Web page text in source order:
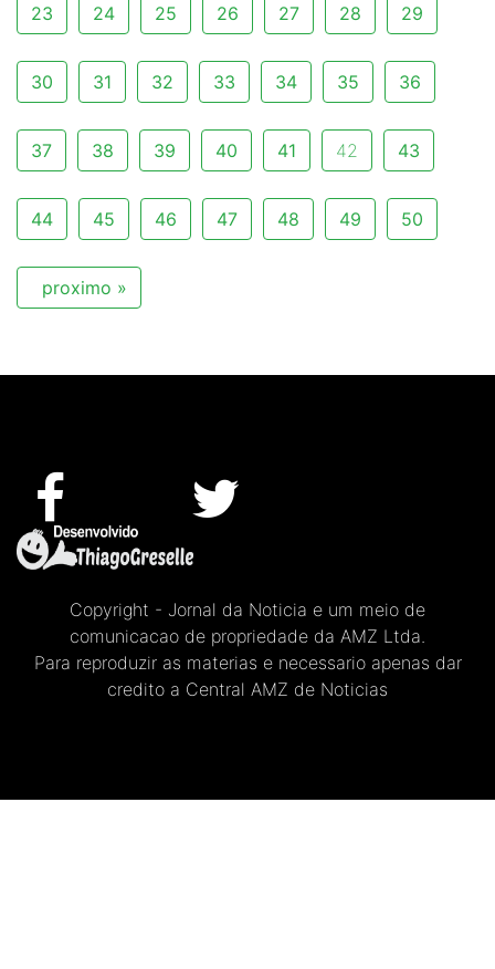
23 24 25 26 27 28 29
30 31 32 33 34 35 36
37 38 39 40 41 42 43
44 45 46 47 48 49 50
proximo »
Copyright - Jornal da Noticia e um meio de
comunicacao de propriedade da AMZ Ltda.
Para reproduzir as materias e necessario apenas dar
credito a Central AMZ de Noticias